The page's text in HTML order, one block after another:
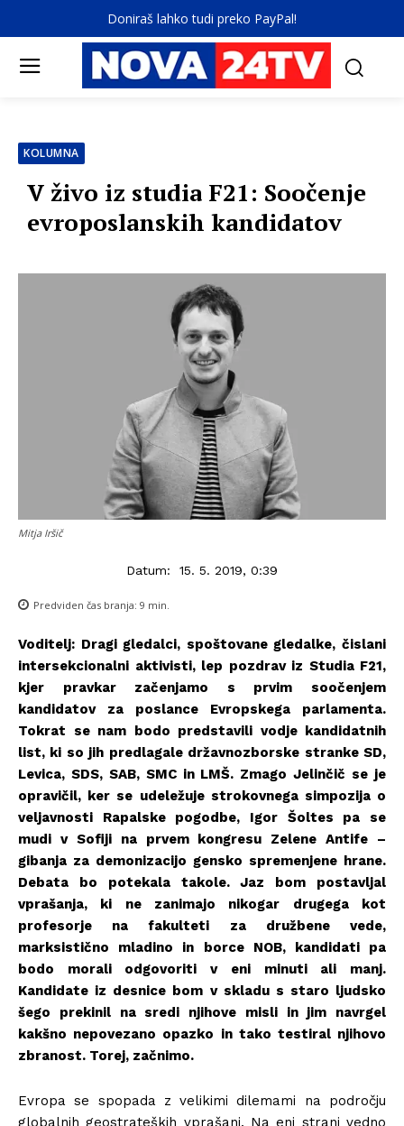
Doniraš lahko tudi preko PayPal!
KOLUMNA
V živo iz studia F21: Soočenje
evroposlanskih kandidatov
Mitja Iršič
Datum: 15. 5. 2019, 0:39
Predviden čas branja: 9 min.
Voditelj: Dragi gledalci, spoštovane gledalke, čislani
intersekcionalni aktivisti, lep pozdrav iz Studia F21,
kjer pravkar začenjamo s prvim soočenjem
kandidatov za poslance Evropskega parlamenta.
Tokrat se nam bodo predstavili vodje kandidatnih
list, ki so jih predlagale državnozborske stranke SD,
Levica, SDS, SAB, SMC in LMŠ. Zmago Jelinčič se je
opravičil, ker se udeležuje strokovnega simpozija o
veljavnosti Rapalske pogodbe, Igor Šoltes pa se
mudi v Sofiji na prvem kongresu Zelene Antife –
gibanja za demonizacijo gensko spremenjene hrane.
Debata bo potekala takole. Jaz bom postavljal
vprašanja, ki ne zanimajo nikogar drugega kot
profesorje na fakulteti za družbene vede,
marksistično mladino in borce NOB, kandidati pa
bodo morali odgovoriti v eni minuti ali manj.
Kandidate iz desnice bom v skladu s staro ljudsko
šego prekinil na sredi njihove misli in jim navrgel
kakšno nepovezano opazko in tako testiral njihovo
zbranost. Torej, začnimo.
Evropa se spopada z velikimi dilemami na področju
globalnih geostrateških vprašanj. Na eni strani vedno